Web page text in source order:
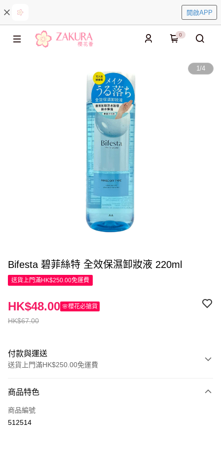
開啟APP
0
1/4
Bifesta 碧菲絲特 全效保濕卸妝液 220ml
送貨上門滿HK$250.00免運費
HK$67.00
HK$48.00 🌸櫻花必搶貨
付款與運送
送貨上門滿HK$250.00免運費
信用卡
Apple Pay
商品特色
商品編號
512514